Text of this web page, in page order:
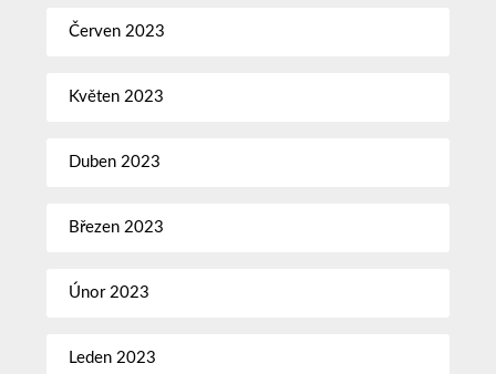
Červen 2023
Květen 2023
Duben 2023
Březen 2023
Únor 2023
Leden 2023